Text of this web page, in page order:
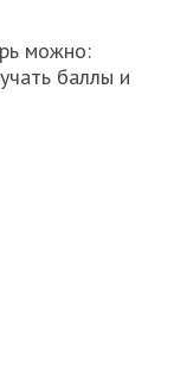
можно:
баллы и